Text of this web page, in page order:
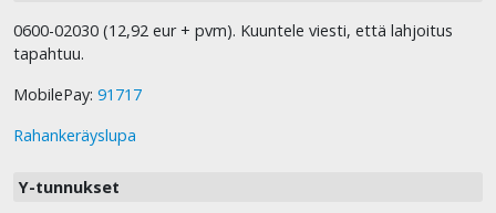
0600-02030 (12,92 eur + pvm). Kuuntele viesti, että lahjoitus
tapahtuu.
MobilePay: 91717
Rahankeräyslupa
Y-tunnukset